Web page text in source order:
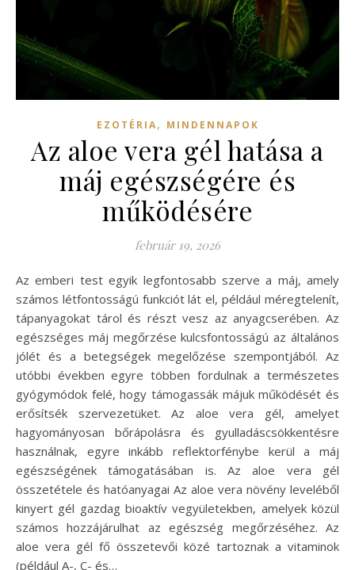
EZOTÉRIA, MINDENNAPOK
Az aloe vera gél hatása a
máj egészségére és
működésére
február 19, 2026
Az emberi test egyik legfontosabb szerve a máj, amely
számos létfontosságú funkciót lát el, például méregtelenít,
tápanyagokat tárol és részt vesz az anyagcserében. Az
egészséges máj megőrzése kulcsfontosságú az általános
jólét és a betegségek megelőzése szempontjából. Az
utóbbi években egyre többen fordulnak a természetes
gyógymódok felé, hogy támogassák májuk működését és
erősítsék szervezetüket. Az aloe vera gél, amelyet
hagyományosan bőrápolásra és gyulladáscsökkentésre
használnak, egyre inkább reflektorfénybe kerül a máj
egészségének támogatásában is. Az aloe vera gél
összetétele és hatóanyagai Az aloe vera növény leveléből
kinyert gél gazdag bioaktív vegyületekben, amelyek közül
számos hozzájárulhat az egészség megőrzéséhez. Az
aloe vera gél fő összetevői közé tartoznak a vitaminok
(például A-, C- és…